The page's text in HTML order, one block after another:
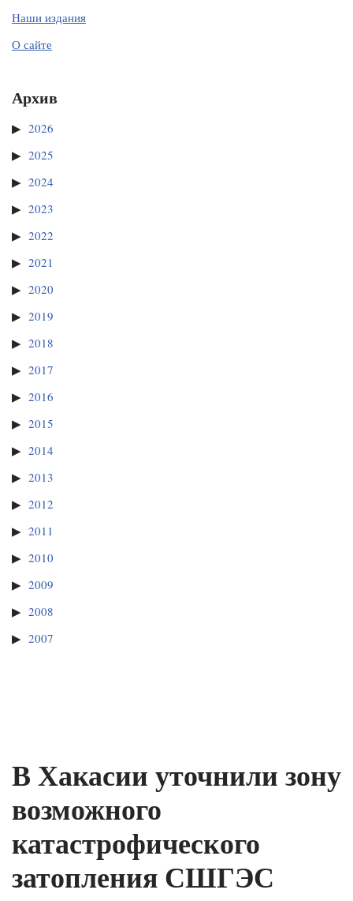
Наши издания
О сайте
Архив
2026
2025
2024
2023
2022
2021
2020
2019
2018
2017
2016
2015
2014
2013
2012
2011
2010
2009
2008
2007
В Хакасии уточнили зону
возможного
катастрофического
затопления СШГЭС